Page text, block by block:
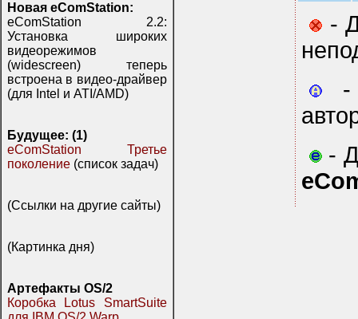
Новая eComStation:
eComStation 2.2:
Установка широких
видеорежимов
(widescreen) теперь
встроена в видео-драйвер
(для Intel и ATI/AMD)
Будущее: (1)
eComStation Третье
поколение (список задач)
(Ссылки на другие сайты)
(Картинка дня)
Артефакты OS/2
Коробка Lotus SmartSuite
-
-
-